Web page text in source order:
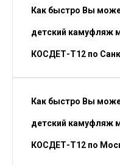
Как быстро Вы
детский камуфляж
КОСДЕТ-Т12 по
Как быстро Вы
детский камуфляж
КОСДЕТ-Т12 по